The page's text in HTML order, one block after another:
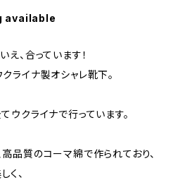
available
え、合っています！
ライナ製オシャレ靴下。
ウクライナで行っています。
品質のコーマ綿で作られており、
、